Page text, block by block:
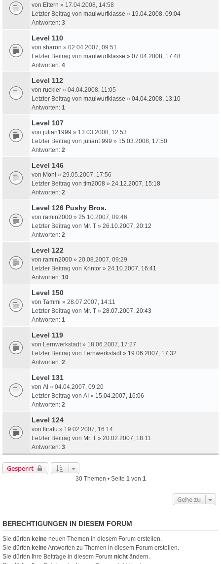
von Eltern » 17.04.2008, 14:58
Letzter Beitrag von maulwurfklasse » 19.04.2008, 09:04
Antworten: 3
Level 110
von sharon » 02.04.2007, 09:51
Letzter Beitrag von maulwurfklasse » 07.04.2008, 17:48
Antworten: 4
Level 112
von ruckler » 04.04.2008, 11:05
Letzter Beitrag von maulwurfklasse » 04.04.2008, 13:10
Antworten: 1
Level 107
von julian1999 » 13.03.2008, 12:53
Letzter Beitrag von julian1999 » 15.03.2008, 17:50
Antworten: 2
Level 146
von Moni » 29.05.2007, 17:56
Letzter Beitrag von tim2008 » 24.12.2007, 15:18
Antworten: 2
Level 126 Pushy Bros.
von ramin2000 » 25.10.2007, 09:46
Letzter Beitrag von Mr. T » 26.10.2007, 20:12
Antworten: 2
Level 122
von ramin2000 » 20.08.2007, 09:29
Letzter Beitrag von Krintor » 24.10.2007, 16:41
Antworten: 10
Level 150
von Tammi » 28.07.2007, 14:11
Letzter Beitrag von Mr. T » 28.07.2007, 20:43
Antworten: 1
Level 119
von Lernwerkstadt» 18.06.2007, 17:27
Letzter Beitrag von Lernwerkstadt» 19.06.2007, 17:32
Antworten: 2
Level 131
von AI » 04.04.2007, 09:20
Letzter Beitrag von AI » 15.04.2007, 16:06
Antworten: 2
Level 124
von fliratu » 19.02.2007, 16:14
Letzter Beitrag von Mr. T » 20.02.2007, 18:11
Antworten: 3
Gesperrt
30 Themen • Seite 1von 1
Gehe zu
BERECHTIGUNGEN IN DIESEM FORUM
Sie dürfen keine neuen Themen in diesem Forum erstellen.
Sie dürfen keineAntworten zu Themen in diesem Forum erstellen.
Sie dürfen Ihre Beiträge in diesem Forum nicht ändern.